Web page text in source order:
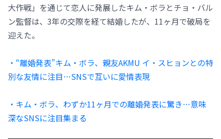
大作戦」を通じて恋人に発展したキム・ボラとチョ・バル
ン監督は、3年の交際を経て結婚したが、11ヶ月で破局を
迎えた。
・“離婚発表”キム・ボラ、親友AKMU イ・スヒョンとの特
別な友情に注目…SNSで互いに愛情表現
・キム・ボラ、わずか11ヶ月での離婚発表に驚き…意味
深なSNSに注目集まる